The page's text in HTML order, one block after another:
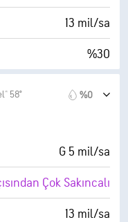
30000 fit
13 mil/sa
%30
%0
6 mil
30000 fit
58° %0
G 5 mil/sa
Çok Sakıncalı
13 mil/sa